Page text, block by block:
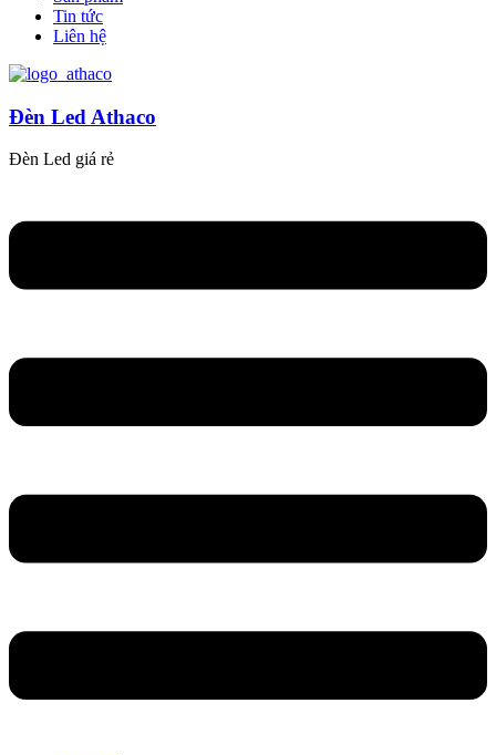
Tin tức
Liên hệ
Đèn Led Athaco
Đèn Led giá rẻ